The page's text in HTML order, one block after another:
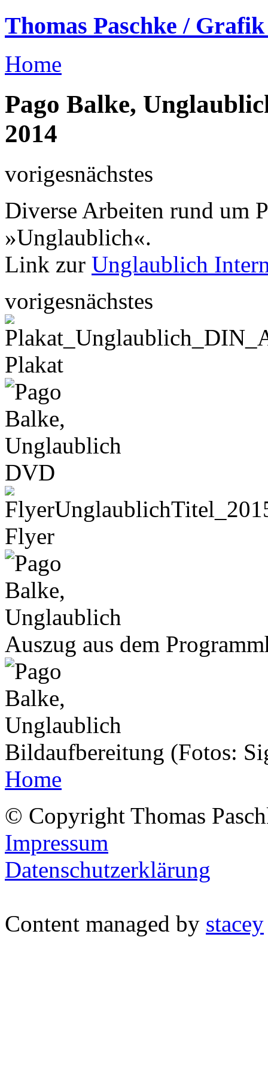
Thomas Paschke /
Home
Pago Balke,
2014
vorigesnächstes
Diverse Arbeiten rund um
»Unglaublich«.
Link zur Unglaublich
vorigesnächstes
Plakat
DVD
Flyer
Auszug aus dem
Bildaufbereitung (Fotos:
Home
© Copyright Thomas
Impressum
Datenschutzerklärung
Content managed by stacey